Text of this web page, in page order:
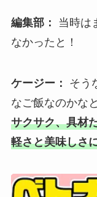
編集部：
当時は
なかったと！
ケージー：
そう
なご飯なのかな
サクサク、具材
軽さと美味しさ